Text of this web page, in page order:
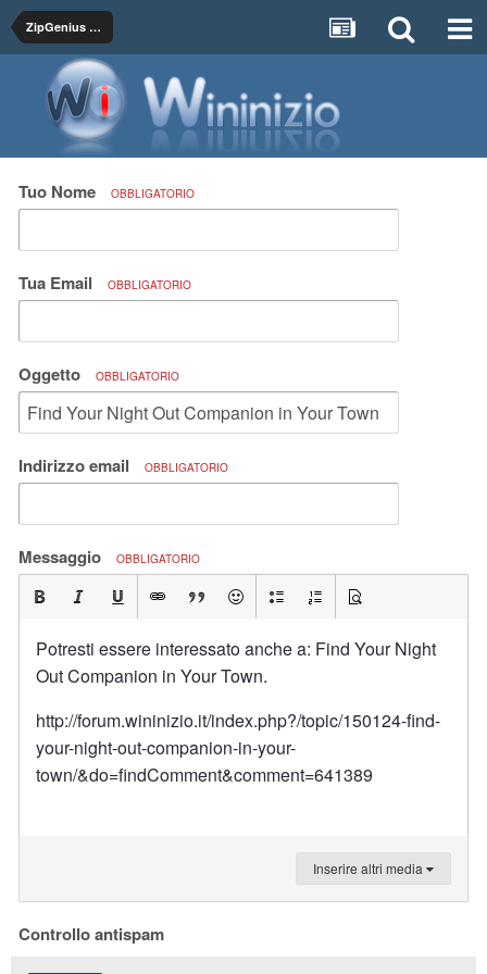
ZipGenius News
Tuo Nome OBBLIGATORIO
Tua Email OBBLIGATORIO
Oggetto OBBLIGATORIO
Indirizzo email OBBLIGATORIO
Messaggio OBBLIGATORIO
Potresti essere interessato anche a: Find Your Night
Out Companion in Your Town.
http://forum.wininizio.it/index.php?/topic/150124-find-
your-night-out-companion-in-your-
town/&do=findComment&comment=641389
Inserire altri media
Controllo antispam